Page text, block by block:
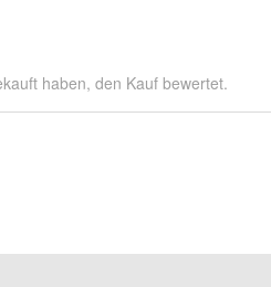
haben, den Kauf bewertet.